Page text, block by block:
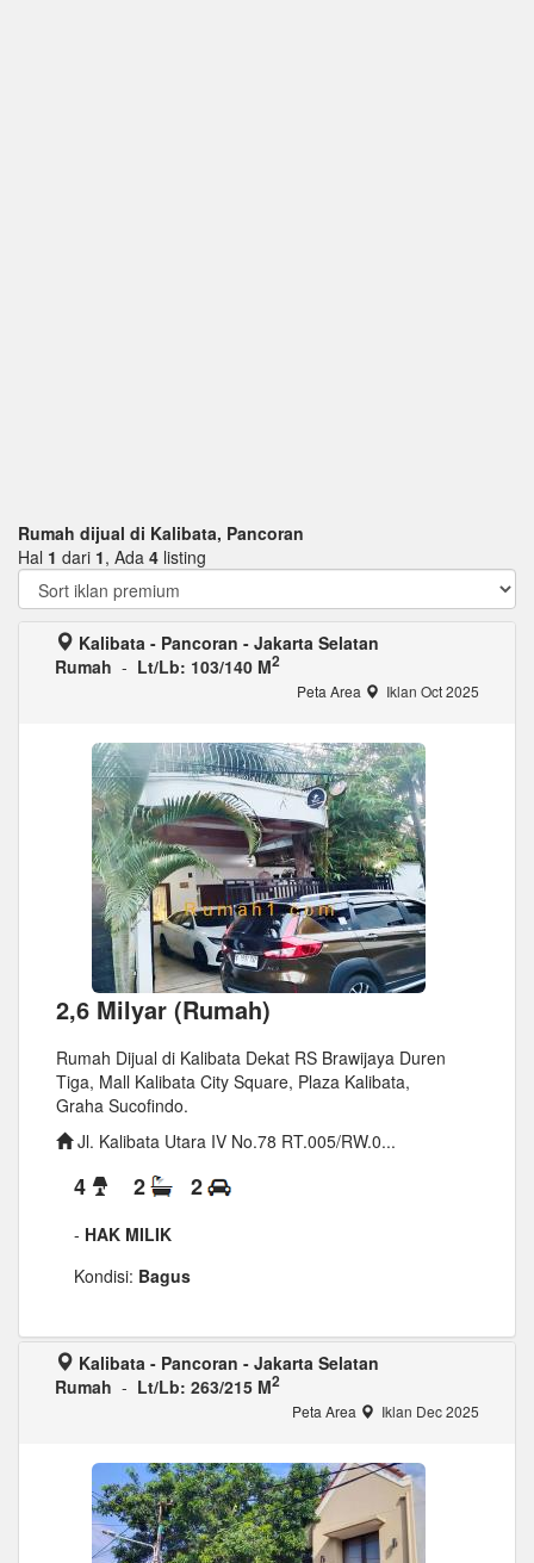
Rumah dijual di Kalibata, Pancoran
Hal 1 dari 1, Ada 4 listing
Kalibata - Pancoran - Jakarta Selatan
Rumah - Lt/Lb: 103/140 M2
Peta Area Iklan Oct 2025
2,6 Milyar (Rumah)
Rumah Dijual di Kalibata Dekat RS Brawijaya Duren
Tiga, Mall Kalibata City Square, Plaza Kalibata,
Graha Sucofindo.
Jl. Kalibata Utara IV No.78 RT.005/RW.0...
4 2 2
- HAK MILIK
Kondisi: Bagus
Kalibata - Pancoran - Jakarta Selatan
Rumah - Lt/Lb: 263/215 M2
Peta Area Iklan Dec 2025